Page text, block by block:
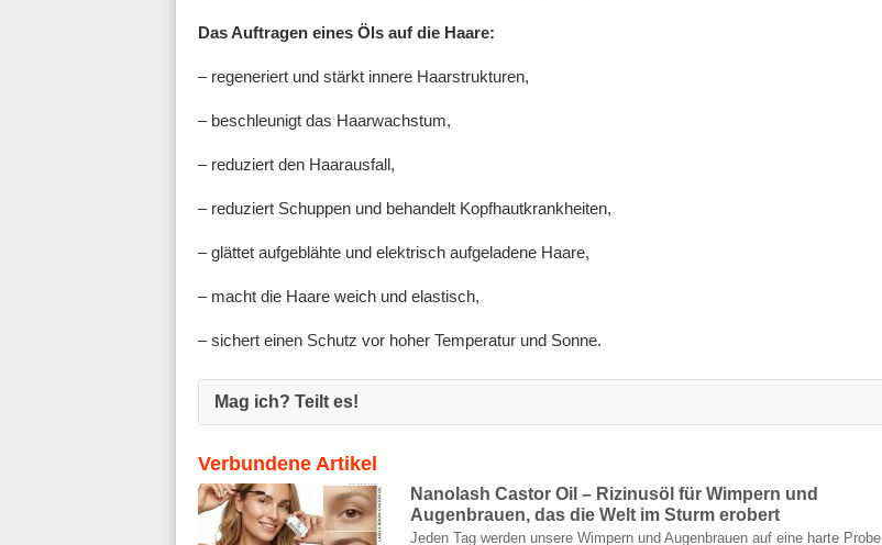
Das Auftragen eines Öls auf die Haare:
– regeneriert und stärkt innere Haarstrukturen,
– beschleunigt das Haarwachstum,
– reduziert den Haarausfall,
– reduziert Schuppen und behandelt Kopfhautkrankheiten,
– glättet aufgeblähte und elektrisch aufgeladene Haare,
– macht die Haare weich und elastisch,
– sichert einen Schutz vor hoher Temperatur und Sonne.
Mag ich? Teilt es!
Verbundene Artikel
Nanolash Castor Oil – Rizinusöl für Wimpern und
Augenbrauen, das die Welt im Sturm erobert
Jeden Tag werden unsere Wimpern und Augenbrauen auf eine harte Probe